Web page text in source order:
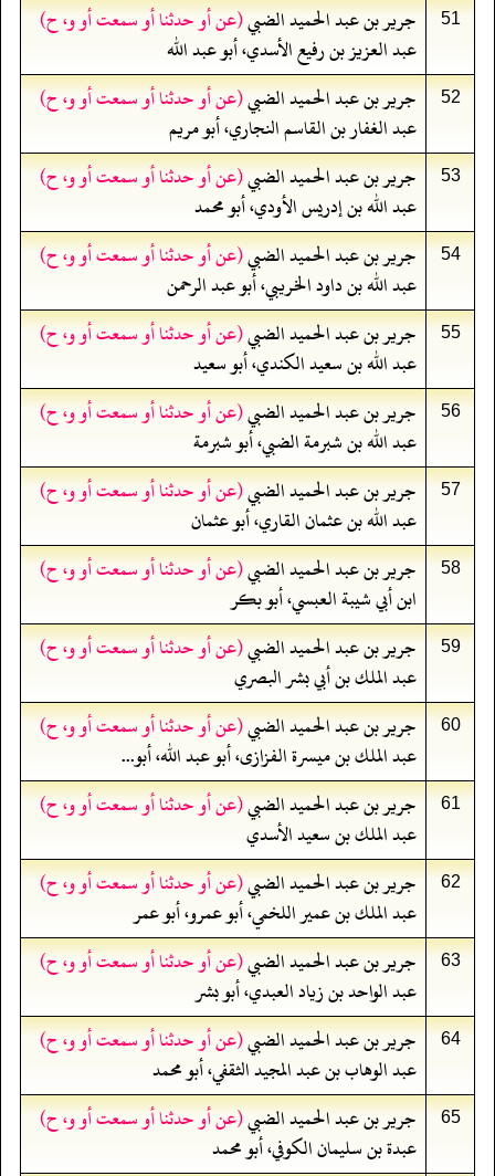
51 جرير بن عبد الحميد الضبي(عن أو حدثنا أو سمعت أو و، ح)
عبد العزيز بن رفيع الأسدي، أبو عبد الله
52 جرير بن عبد الحميد الضبي(عن أو حدثنا أو سمعت أو و، ح)
عبد الغفار بن القاسم النجاري، أبو مريم
53 جرير بن عبد الحميد الضبي(عن أو حدثنا أو سمعت أو و، ح)
عبد الله بن إدريس الأودي، أبو محمد
54 جرير بن عبد الحميد الضبي(عن أو حدثنا أو سمعت أو و، ح)
عبد الله بن داود الخريبي، أبو عبد الرحمن
55 جرير بن عبد الحميد الضبي(عن أو حدثنا أو سمعت أو و، ح)
عبد الله بن سعيد الكندي، أبو سعيد
56 جرير بن عبد الحميد الضبي(عن أو حدثنا أو سمعت أو و، ح)
عبد الله بن شبرمة الضبي، أبو شبرمة
57 جرير بن عبد الحميد الضبي(عن أو حدثنا أو سمعت أو و، ح)
عبد الله بن عثمان القاري، أبو عثمان
58 جرير بن عبد الحميد الضبي(عن أو حدثنا أو سمعت أو و، ح)
ابن أبي شيبة العبسي، أبو بكر
59 جرير بن عبد الحميد الضبي(عن أو حدثنا أو سمعت أو و، ح)
عبد الملك بن أبي بشر البصري
60 جرير بن عبد الحميد الضبي(عن أو حدثنا أو سمعت أو و، ح)
عبد الملك بن ميسرة الفزازى، أبو عبد الله، أبو...
61 جرير بن عبد الحميد الضبي(عن أو حدثنا أو سمعت أو و، ح)
عبد الملك بن سعيد الأسدي
62 جرير بن عبد الحميد الضبي(عن أو حدثنا أو سمعت أو و، ح)
عبد الملك بن عمير اللخمي، أبو عمرو، أبو عمر
63 جرير بن عبد الحميد الضبي(عن أو حدثنا أو سمعت أو و، ح)
عبد الواحد بن زياد العبدي، أبو بشر
64 جرير بن عبد الحميد الضبي(عن أو حدثنا أو سمعت أو و، ح)
عبد الوهاب بن عبد المجيد الثقفي، أبو محمد
65 جرير بن عبد الحميد الضبي(عن أو حدثنا أو سمعت أو و، ح)
عبدة بن سليمان الكوفي، أبو محمد